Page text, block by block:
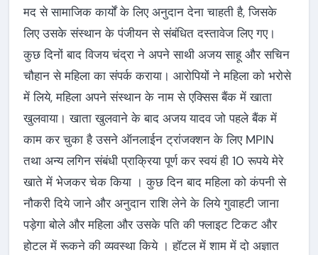
मद से सामाजिक कार्यों के लिए अनुदान देना चाहती है, जिसके
लिए उसके संस्थान के पंजीयन से संबंधित दस्तावेज लिए गए।
कुछ दिनों बाद विजय चंद्रा ने अपने साथी अजय साहू और सचिन
चौहान से महिला का संपर्क कराया। आरोपियों ने महिला को भरोसे
में लिये, महिला अपने संस्थान के नाम से एक्सिस बैंक में खाता
खुलवाया। खाता खुलवाने के बाद अजय यादव जो पहले बैंक में
काम कर चुका है उसने ऑनलाईन ट्रांजक्शन के लिए MPIN
तथा अन्य लगिन संबंधी प्राक्रिया पूर्ण कर स्वयं ही 10 रूपये मेरे
खाते में भेजकर चेक किया । कुछ दिन बाद महिला को कंपनी से
नौकरी दिये जाने और अनुदान राशि लेने के लिये गुवाहटी जाना
पड़ेगा बोले और महिला और उसके पति की फ्लाइट टिकट और
होटल में रूकने की व्यवस्था किये । हॉटल में शाम में दो अज्ञात